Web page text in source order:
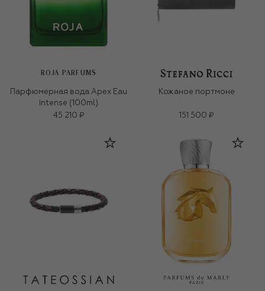
ROJA PARFUMS
Парфюмерная вода Apex Eau
Intense (100ml)
45 210 ₽
Кожаное портмоне
151 500 ₽